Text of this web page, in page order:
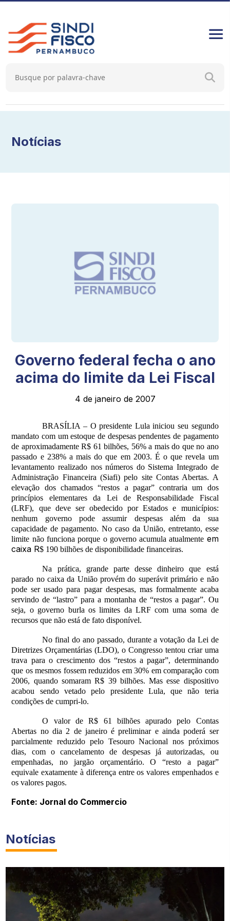
Notícias
Governo federal fecha o ano
acima do limite da Lei Fiscal
4 de janeiro de 2007
BRASÍLIA – O presidente Lula iniciou seu segundo
mandato com um estoque de despesas pendentes de pagamento
de aproximadamente R$ 61 bilhões, 56% a mais do que no ano
passado e 238% a mais do que em 2003. É o que revela um
levantamento realizado nos números do Sistema Integrado de
Administração Financeira (Siafi) pelo site Contas Abertas. A
elevação dos chamados “restos a pagar” contraria um dos
princípios elementares da Lei de Responsabilidade Fiscal
(LRF), que deve ser obedecido por Estados e municípios:
nenhum governo pode assumir despesas além da sua
capacidade de pagamento. No caso da União, entretanto, esse
limite não funciona porque o governo acumula atualmente em
caixa R$ 190 bilhões de disponibilidade financeiras.
Na prática, grande parte desse dinheiro que está
parado no caixa da União provém do superávit primário e não
pode ser usado para pagar despesas, mas formalmente acaba
servindo de “lastro” para a montanha de “restos a pagar”. Ou
seja, o governo burla os limites da LRF com uma soma de
recursos que não está de fato disponível.
No final do ano passado, durante a votação da Lei de
Diretrizes Orçamentárias (LDO), o Congresso tentou criar uma
trava para o crescimento dos “restos a pagar”, determinando
que os mesmos fossem reduzidos em 30% em comparação com
2006, quando somaram R$ 39 bilhões. Mas esse dispositivo
acabou sendo vetado pelo presidente Lula, que não teria
condições de cumpri-lo.
O valor de R$ 61 bilhões apurado pelo Contas
Abertas no dia 2 de janeiro é preliminar e ainda poderá ser
parcialmente reduzido pelo Tesouro Nacional nos próximos
dias, com o cancelamento de despesas já autorizadas, ou
empenhadas, no jargão orçamentário. O “resto a pagar”
equivale exatamente à diferença entre os valores empenhados e
os valores pagos.
Fonte: Jornal do Commercio
Notícias